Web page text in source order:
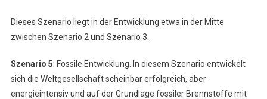
Dieses Szenario liegt in der Entwicklung etwa in der Mitte
zwischen Szenario 2 und Szenario 3.
Szenario 5: Fossile Entwicklung. In diesem Szenario entwickelt
sich die Weltgesellschaft scheinbar erfolgreich, aber
energieintensiv und auf der Grundlage fossiler Brennstoffe mit